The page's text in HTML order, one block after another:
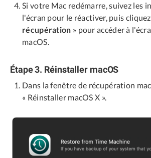
Si votre Mac redémarre, suivez les
l'écran pour le réactiver, puis cliquez
récupération » pour accéder à
macOS.
Étape 3. Réinstaller macOS
Dans la fenêtre de récupération
« Réinstaller macOS X ».